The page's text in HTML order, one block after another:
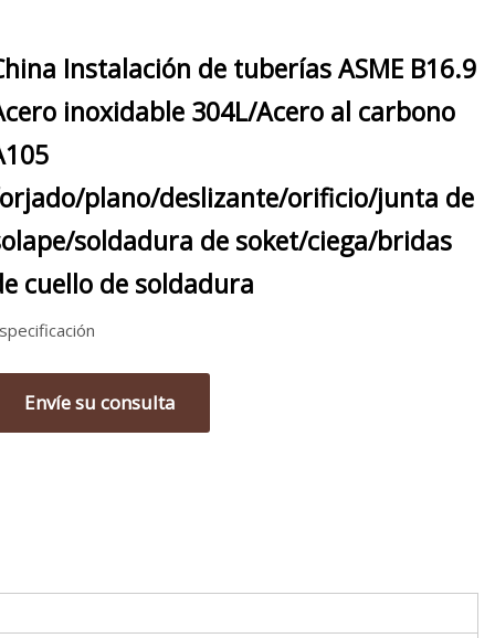
Instalación de tuberías ASME B16.9
inoxidable 304L/Acero al carbono
plano/deslizante/orificio/junta de
soldadura de soket/ciega/bridas
cuello de soldadura
Envíe su consulta